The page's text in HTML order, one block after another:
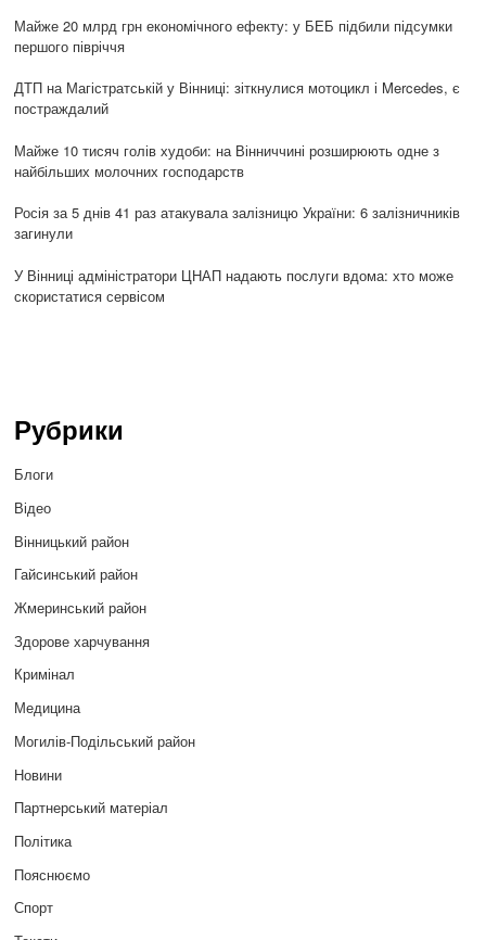
Майже 20 млрд грн економічного ефекту: у БЕБ підбили підсумки
першого півріччя
ДТП на Магістратській у Вінниці: зіткнулися мотоцикл і Mercedes, є
постраждалий
Майже 10 тисяч голів худоби: на Вінниччині розширюють одне з
найбільших молочних господарств
Росія за 5 днів 41 раз атакувала залізницю України: 6 залізничників
загинули
У Вінниці адміністратори ЦНАП надають послуги вдома: хто може
скористатися сервісом
Рубрики
Блоги
Відео
Вінницький район
Гайсинський район
Жмеринський район
Здорове харчування
Кримінал
Медицина
Могилів-Подільський район
Новини
Партнерський матеріал
Політика
Пояснюємо
Спорт